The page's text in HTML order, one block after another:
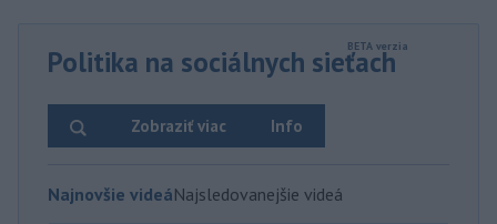
Politika na sociálnych sieťach
Info
Zobraziť viac
Najnovšie videáNajsledovanejšie videá